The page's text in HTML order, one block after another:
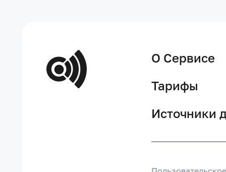
О Сервисе
Тарифы
Источники